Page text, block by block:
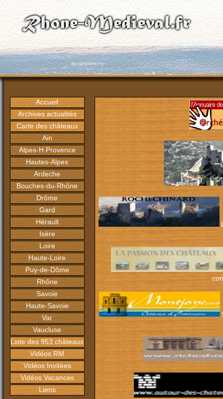
Accueil
Archives actualités
Carte des châteaux
Ain
Alpes-H.Provence
Hautes-Alpes
Ardeche
Bouches-du-Rhône
Drôme
Gard
Hérault
Isère
Loire
Haute-Loire
Puy-de-Dôme
Rhône
Savoie
Haute-Savoie
Var
Vaucluse
Liste des 953 châteaux
Vidéos RM
Vidéos Invitées
Vidéos Vacances
Liens